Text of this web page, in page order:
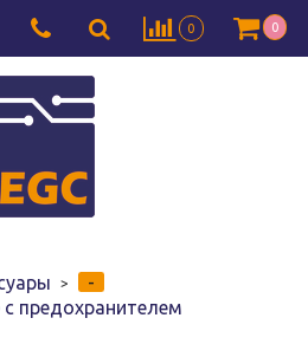
0 0
-
предохранителем